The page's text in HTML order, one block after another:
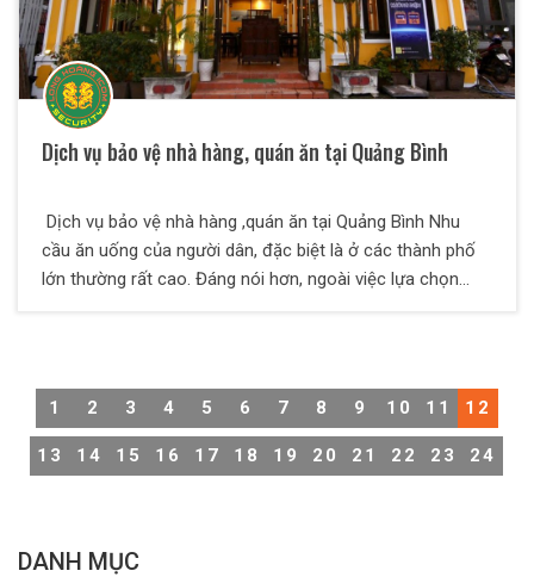
Dịch vụ bảo vệ nhà hàng, quán ăn tại Quảng Bình
Dịch vụ bảo vệ nhà hàng ,quán ăn tại Quảng Bình Nhu
cầu ăn uống của người dân, đặc biệt là ở các thành phố
lớn thường rất cao. Đáng nói hơn, ngoài việc lựa chọn
cùng cần thiết. Nắm bắt được nhu cầu đó, công ty bảo vệ
quán ăn chuyên nghiệp hàng đầu hiện nay.
1 2 3 4 5 6 7 8 9 10 11 12
13 14 15 16 17 18 19 20 21 22 23 24
DANH MỤC